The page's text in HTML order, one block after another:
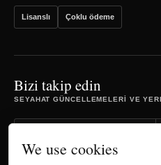
Lisanslı Çoklu ödeme
Bizi takip edin
SEYAHAT GÜNCELLEMELERI VE
We use cookies